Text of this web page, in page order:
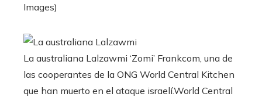
Images)
La australiana Lalzawmi ‘Zomi’ Frankcom, una de
las cooperantes de la ONG World Central Kitchen
que han muerto en el ataque israelí.World Central